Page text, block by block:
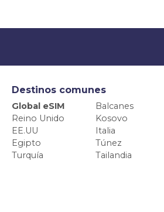
Destinos comunes
Global eSIM
Balcanes
Reino Unido
Kosovo
EE.UU
Italia
Egipto
Túnez
Turquía
Tailandia